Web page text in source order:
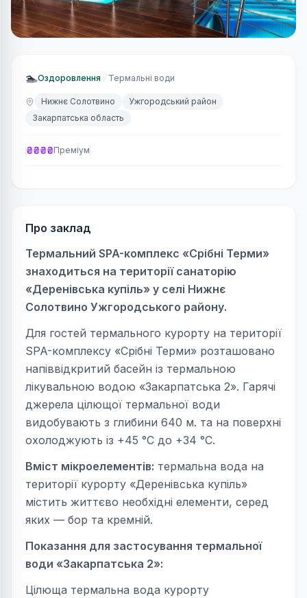
🏊Оздоровлення Термальні води
Нижнє Солотвино
Ужгородський район
Закарпатська область
₴₴₴₴Преміум
Про заклад
Термальний SPA-комплекс «Срібні Терми»
знаходиться на території санаторію
«Деренівська купіль» у селі Нижнє
Солотвино Ужгородського району.
Для гостей термального курорту на території
SPA-комплексу «Срібні Терми» розташовано
напіввідкритий басейн із термальною
лікувальною водою «Закарпатська 2». Гарячі
джерела цілющої термальної води
видобувають з глибини 640 м. та на поверхні
охолоджують із +45 °С до +34 °С.
Вміст мікроелементів: термальна вода на
території курорту «Деренівська купіль»
містить життєво необхідні елементи, серед
яких — бор та кремній.
Показання для застосування термальної
води «Закарпатська 2»:
Цілюща термальна вода курорту